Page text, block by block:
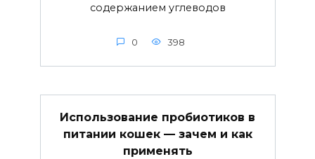
содержанием углеводов
0 398
Использование пробиотиков в
питании кошек — зачем и как
применять